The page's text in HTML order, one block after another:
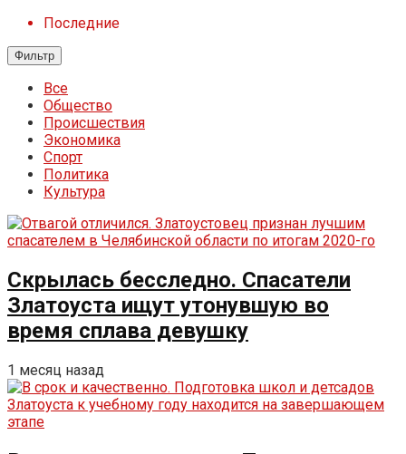
Последние
Фильтр
Все
Общество
Происшествия
Экономика
Спорт
Политика
Культура
Скрылась бесследно. Спасатели
Златоуста ищут утонувшую во
время сплава девушку
1 месяц назад